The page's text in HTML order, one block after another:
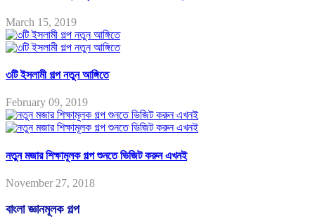
March 15, 2019
৩টি ইসলামী গল্প নতুন আঙ্গিতে
February 09, 2019
নতুন মজার শিক্ষামূলক গল্প শুনতে ভিজিট করুন এখনই
November 27, 2018
বাংলা জ্ঞানমূলক গল্প